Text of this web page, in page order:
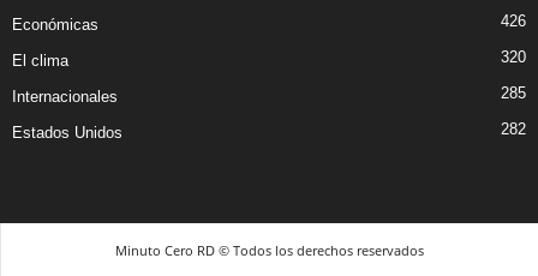
Económicas 426
El clima 320
Internacionales 285
Estados Unidos 282
Minuto Cero RD © Todos los derechos reservados